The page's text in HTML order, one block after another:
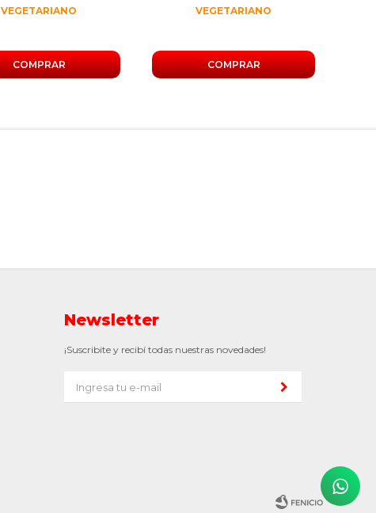
VEGETARIANO VEGETARIANO
Newsletter
¡Suscribite y recibí todas nuestras novedades!